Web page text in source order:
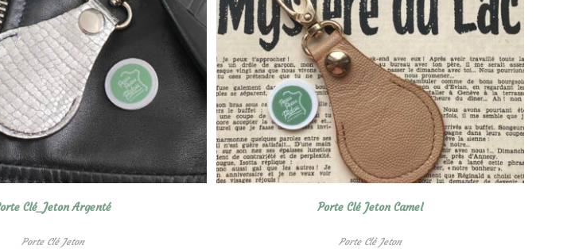
Clé_Jeton Argenté
Porte Clé Jeton
Porte Clé Jeton Camel
Porte Clé Jeton